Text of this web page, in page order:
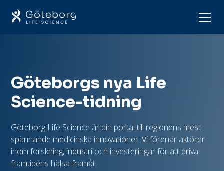
Göteborgs nya Life
Science-tidning
Göteborg Life Science är din portal till regionens mest
spännande medicinska innovationer. Vi förenar aktörer
inom forskning, industri och investeringar för att driva
framtidens hälsa framåt.